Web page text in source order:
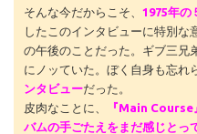
そんな今だからこそ、 1975年の
したこのインタビューに特別な
の午後のことだった。ギブ三兄
にノッていた。ぼく自身も忘れ
ンタビューだった。
皮肉なことに、
『Main Course
バムの手ごたえをまだ感じとっ